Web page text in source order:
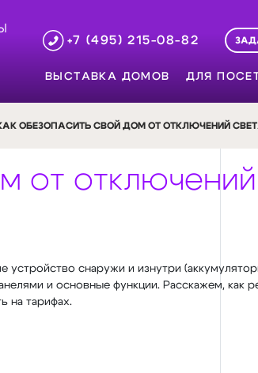
+7 (495) 215-08-82
ВЫСТАВКА ДОМОВ ДЛЯ
ОБЕЗОПАСИТЬ СВОЙ ДОМ ОТ ОТКЛЮЧЕНИЙ
от
снаружи и изнутри
и основные функции. Расскажем, как
на тарифах.